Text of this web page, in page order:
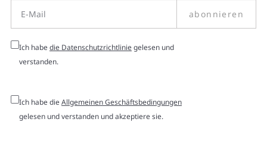
abonnieren
Ich habedie Datenschutzrichtliniegelesen und
verstanden.
Ich habe dieAllgemeinen Geschäftsbedingungen
gelesen und verstanden und akzeptiere sie.